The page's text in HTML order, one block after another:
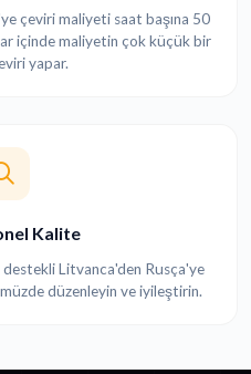
çeviri maliyeti saat başına 50
içinde maliyetin çok küçük bir
yapar.
Kalite
Litvanca'den Rusça'ye
düzenleyin ve iyileştirin.